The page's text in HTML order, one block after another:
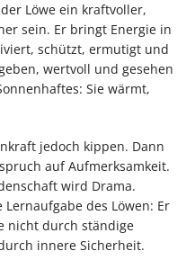
Löwe ein kraftvoller,
sein. Er bringt Energie in
schützt, ermutigt und
wertvoll und gesehen
Sie wärmt,
jedoch kippen. Dann
auf Aufmerksamkeit.
wird Drama.
des Löwen: Er
nicht durch ständige
innere Sicherheit.